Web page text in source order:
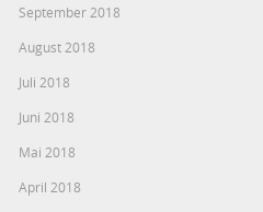
September 2018
August 2018
Juli 2018
Juni 2018
Mai 2018
April 2018